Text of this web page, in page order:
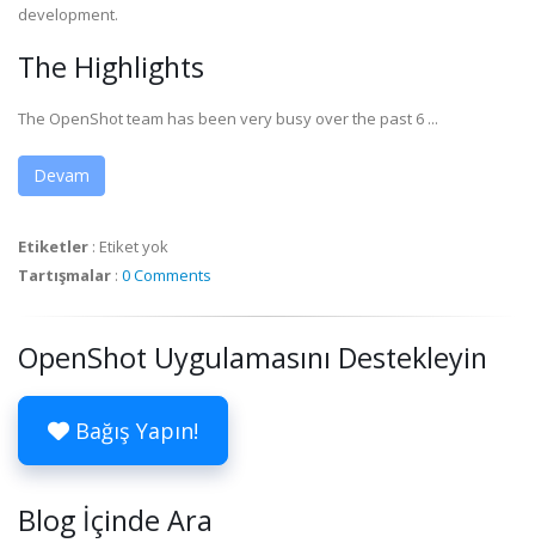
development.
The Highlights
The OpenShot team has been very busy over the past 6 ...
Devam
Etiketler : Etiket yok
Tartışmalar : 0 Comments
OpenShot Uygulamasını Destekleyin
Bağış Yapın!
Blog İçinde Ara